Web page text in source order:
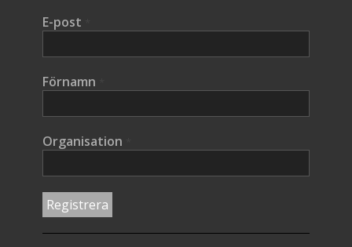
E-post
Förnamn
Organisation